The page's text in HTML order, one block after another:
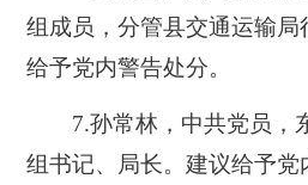
组成员，分管县交通运输局
给予党内警告处分。
7.孙常林，中共党员，
组书记、局长。建议给予党